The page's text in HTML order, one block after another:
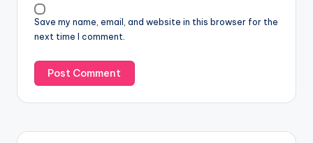
Save my name, email, and website in this browser for the
next time I comment.